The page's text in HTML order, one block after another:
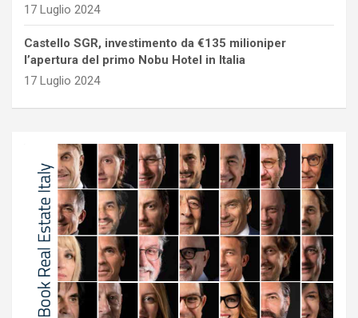
17 Luglio 2024
Castello SGR, investimento da €135 milioniper
l’apertura del primo Nobu Hotel in Italia
17 Luglio 2024